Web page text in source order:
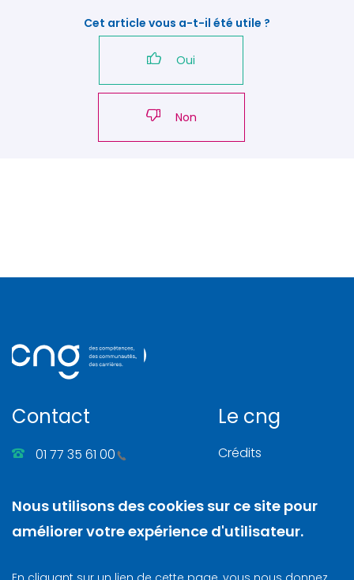
Cet article vous a-t-il été utile ?
Oui
Non
Contact
01 77 35 61 00
86, rue Henri Farman
92130 Issy-les-Moulineaux
N. SIRET: 130 003 742 00025
Le cng
Crédits
Mentions légales
Nous contacter
Nous utilisons des cookies sur ce site pour
améliorer votre expérience d'utilisateur.